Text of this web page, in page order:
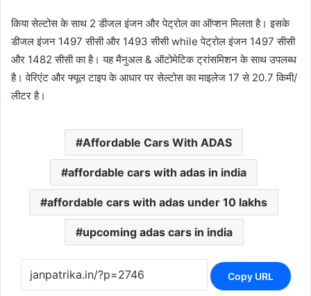
किया सेल्टोस के साथ 2 डीजल इंजन और पेट्रोल का ऑप्शन मिलता है। इसके
डीजल इंजन 1497 सीसी और 1493 सीसी while पेट्रोल इंजन 1497 सीसी
और 1482 सीसी का है। यह मैनुअल & ऑटोमेटिक ट्रांसमिशन के साथ उपलब्ध
है। वेरिएंट और फ्यूल टाइप के आधार पर सेल्टोस का माइलेज 17 से 20.7 किमी/
लीटर है।
Affordable Cars With ADAS
affordable cars with adas in india
affordable cars with adas under 10 lakhs
upcoming adas cars in india
Copy URL